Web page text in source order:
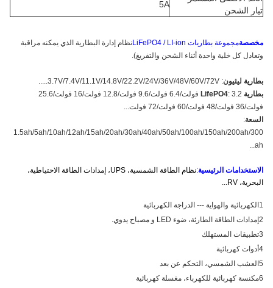
تيار الشحن
5A
مخصصةمجموعة بطاريات LiFePO4 / LI-ion
نظام إدارة البطارية الذي يمكنه مراقبة
وتعادل كل خلية واحدة أثناء الشحن والتفريغ).
بطارية ليثيون: 3.7V/7.4V/11.1V/14.8V/22.2V/24V/36V/48V/60V/72V.....
بطارية LifePO4
: 3.2 فولت/6.4 فولت/9.6 فولت/12.8 فولت/16 فولت/25.6
فولت/36 فولت/48 فولت/60 فولت/72 فولت...
السعة:
1.5ah/5ah/10ah/12ah/15ah/20ah/30ah/40ah/50ah/100ah/150ah/200ah/300
ah...
الاستخدامات الرئيسية:
نظام الطاقة الشمسية، UPS، إمدادات الطاقة الاحتياطية،
البحرية، RV...
1الكهربائية والهواية --- الدراجة الكهربائية
2إمدادات الطاقة الطارئة، ضوء LED و مصباح يدوي.
3تطبيقات المستهلك
4أدوات كهربائية
5العشب الشمسي، التحكم عن بعد
6مكنسة كهربائية للكهرباء، مغسلة كهربائية